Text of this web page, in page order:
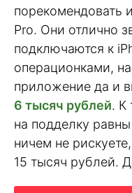
порекомендовать
Pro. Они отлично
подключаются к
операционками,
приложение да и
6 тысяч рублей. К
на подделку
ничем не
15 тысяч рублей.